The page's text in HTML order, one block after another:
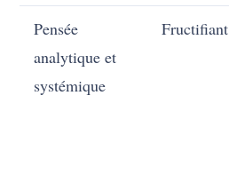
Pensée
analytique et
systémique
Fructifiant